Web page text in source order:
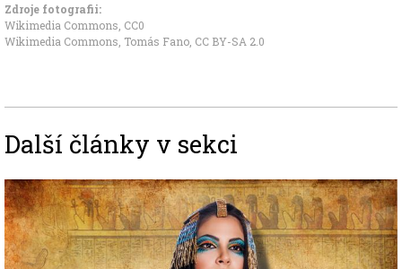
Zdroje fotografii:
Wikimedia Commons CC0
Wikimedia Commons, Tomás Fano CC BY-SA 2.0
Další články v sekci
Image